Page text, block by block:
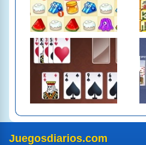
Juegosdiarios.com